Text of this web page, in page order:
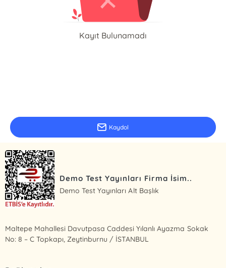
Kayıt Bulunamadı
Kaydol
Demo Test Yayınları Firma İsim..
Demo Test Yayınları Alt Başlık
Maltepe Mahallesi Davutpasa Caddesi Yılanlı Ayazma Sokak
No: 8 – C Topkapı, Zeytinburnu / İSTANBUL